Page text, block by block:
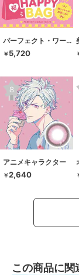
パーフェクト・ワールド・トーキョー
￥ 5,720
アニメキャラクター
￥2,640
この商品に関